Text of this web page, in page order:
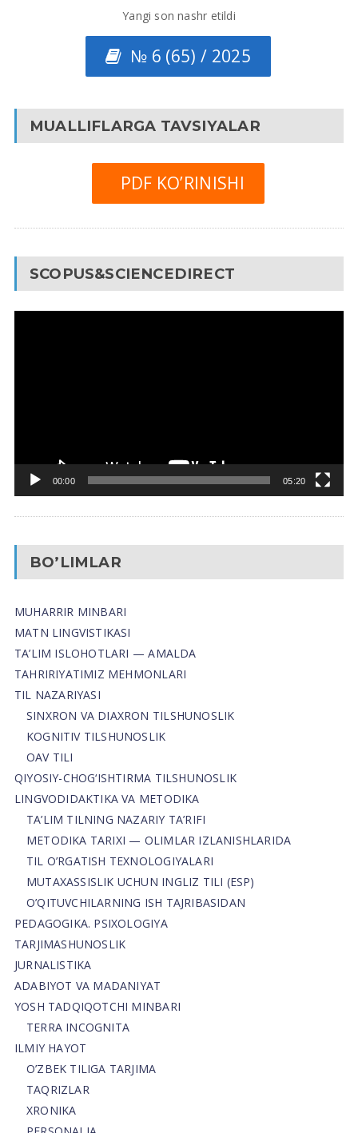
Yangi son nashr etildi
№ 6 (65) / 2025
MUALLIFLARGA TAVSIYALAR
PDF KO’RINISHI
SCOPUS&SCIENCEDIRECT
00:00 05:20
BO’LIMLAR
MUHARRIR MINBARI
MATN LINGVISTIKASI
TA’LIM ISLOHOTLARI — AMALDA
TAHRIRIYATIMIZ MEHMONLARI
TIL NAZARIYASI
SINXRON VA DIAXRON TILSHUNOSLIK
KOGNITIV TILSHUNOSLIK
OAV TILI
QIYOSIY-CHOG‘ISHTIRMA TILSHUNOSLIK
LINGVODIDAKTIKA VA METODIKA
TA’LIM TILNING NAZARIY TA’RIFI
METODIKA TARIXI — OLIMLAR IZLANISHLARIDA
TIL O’RGATISH TEXNOLOGIYALARI
MUTAXASSISLIK UCHUN INGLIZ TILI (ESP)
O’QITUVCHILARNING ISH TAJRIBASIDAN
PEDAGOGIKA. PSIXOLOGIYA
TARJIMASHUNOSLIK
JURNALISTIKA
ADABIYOT VA MADANIYAT
YOSH TADQIQOTCHI MINBARI
TERRA INCOGNITA
ILMIY HAYOT
O’ZBEK TILIGA TARJIMA
TAQRIZLAR
XRONIKA